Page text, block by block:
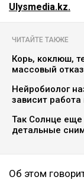
Ulysmedia.kz.
ЧИТАЙТЕ ТАКЖЕ
Корь, коклюш,
массовый
Нейробиолог
зависит работа
Так Солнце еще
детальные
Об этом